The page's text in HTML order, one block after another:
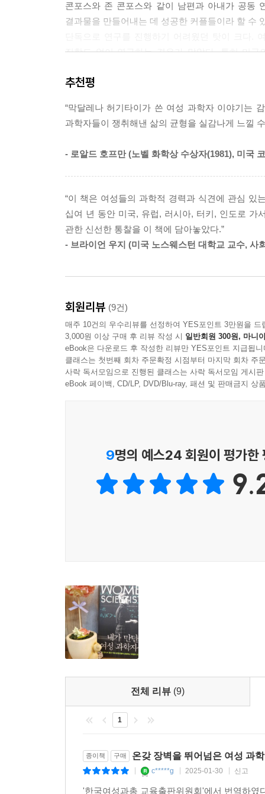
콘포스와 존 콘포스와 같이 남편과 아내가 공동
결과물을 만들어내는 데 성공한 커플들이라 할 수
직함도 없이 연구하는 경우가 많았다. 특히 미국
여성 과학자들은 “남편 덕분에 성공했다”는 의
(생화학자)는 자신의 보고서가 록펠러 재단의 누군
비롯해, 자신의 분야에서 확고한 족적을 남긴
선천성 기형을 유발하는 탈리도마이드의 위험
러시아, 인도, 터키의 여성 과학자들의 이야기도
살짝 엿볼 수 있다.
세 번째 그룹은 대학 총장이나 대규모 연구기
과학자들의 고위직 진출이 늘어나고 있는 중이다.
다른 장소, 같은 열정… 그들은 어떻게 최고가 되었
그렇다면 자신의 분야에서 최고가 된 여성 과학
장벽에 부딪혔다. “인사과에 전화를 했더니 이
고용하기 힘든 경우는 과학자로서의 경력을 유
때마다 “사람을 써”라고 말하면서 전혀 도와주
아내가 ‘가정주부’가 되는 것을 원하지 않아서 에
아마도 이 책을 관통하는 하나의 질문을 뽑자면
이상화하기보다는 그녀들에게 한계로 작용했던
이 책은 각각의 여성 과학자들이 만났던 온갖 장
이 책의 마지막 문장이다. “앞으로 수십 년이 지
앞서 언급한 목적(롤 모델 제시)에 다소나마 이바
추천평
“막달레나 허기타이가 쓴 여성 과학자 이야기는
과학자들이 쟁취해낸 삶의 균형을 실감나게 느낄
- 로알드 호프만 (노벨 화학상 수상자(1981), 미국
“이 책은 여성들의 과학적 경력과 식견에 관심 있
십여 년 동안 미국, 유럽, 러시아, 터키, 인도로 가
관한 신선한 통찰을 이 책에 담아놓았다.”
- 브라이언 우지 (미국 노스웨스턴 대학교 교수, 사
회원리뷰 (9건)
매주 10건의 우수리뷰를 선정하여 YES포인트 3만원을 드
3,000원 이상 구매 후 리뷰 작성 시 일반회원 300원, 마니
eBook은 다운로드 후 작성한 리뷰만 YES포인트 지급됩니
클래스는 첫번째 회차 주문확정 시점부터 마지막 회차 주
사락 독서모임으로 진행된 클래스는 사락 독서모임 게시
eBook 페이백, CD/LP, DVD/Blu-ray, 패션 및 판매금지 상
9명의 예스24 회원이 평가한
전체 리뷰 (9)
1
종이책 구매 온갖 장벽을 뛰어넘은 여성 과
c*****g 2025-01-30 신고
'한국여성과총 교육출판위원회'에서 번역하